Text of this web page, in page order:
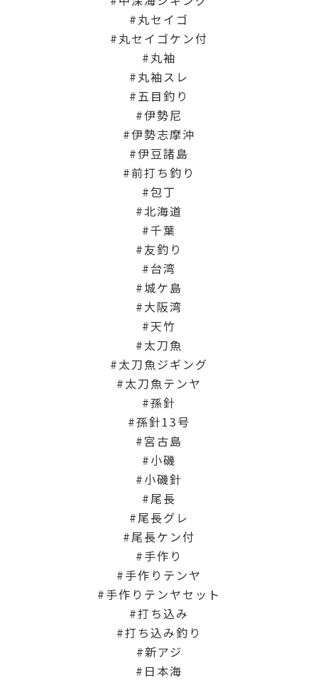
丸セイゴ
丸セイゴケン付
丸袖
丸袖スレ
五目釣り
伊勢尼
伊勢志摩沖
伊豆諸島
前打ち釣り
包丁
北海道
千葉
友釣り
台湾
城ケ島
大阪湾
天竹
太刀魚
太刀魚ジギング
太刀魚テンヤ
孫針
孫針13号
宮古島
小磯
小磯針
尾長
尾長グレ
尾長ケン付
手作り
手作りテンヤ
手作りテンヤセット
打ち込み
打ち込み釣り
新アジ
日本海